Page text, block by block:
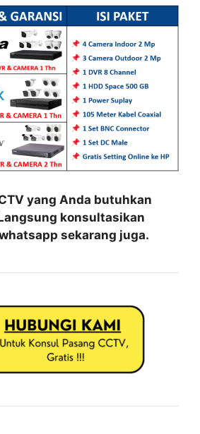
yang Anda butuhkan
konsultasikan
sekarang juga.